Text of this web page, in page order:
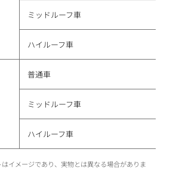
ミッドルーフ車
ハイルーフ車
普通車
ミッドルーフ車
ハイルーフ車
イメージであり、実物とは異なる場合がありま